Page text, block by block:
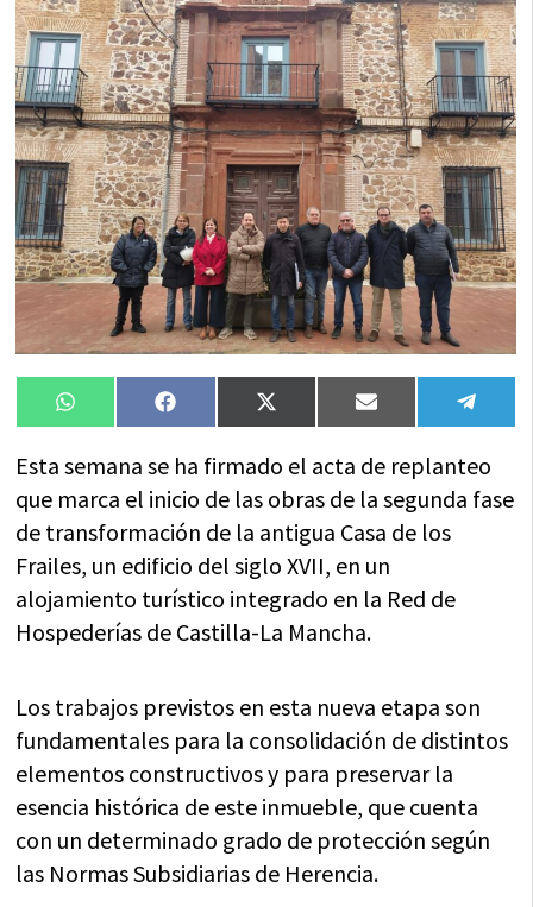
Compartir
en
WhatsAppCompartir
en
FacebookCompartir
en
X
(Twitter)
Compartir
en
Email
en
Esta semana se ha firmado el acta de replanteo
que marca el inicio de las obras de la segunda fase
de transformación de la antigua Casa de los
Frailes, un edificio del siglo XVII, en un
alojamiento turístico integrado en la Red de
Hospederías de Castilla-La Mancha.
Los trabajos previstos en esta nueva etapa son
fundamentales para la consolidación de distintos
elementos constructivos y para preservar la
esencia histórica de este inmueble, que cuenta
con un determinado grado de protección según
las Normas Subsidiarias de Herencia.